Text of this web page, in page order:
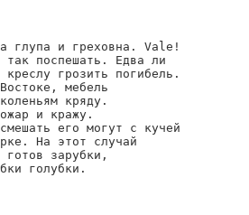
глупа и греховна. Vale!
так поспешать. Едва ли
креслу грозить погибель.
мебель
кряду.
и кражу.
его могут с кучей
На этот случай
готов зарубки,
голубки.